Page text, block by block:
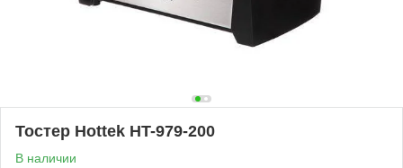
Тостер Hottek HT-979-200
В наличии